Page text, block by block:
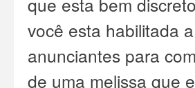
você esta habilitada
anunciantes para
de uma melissa que